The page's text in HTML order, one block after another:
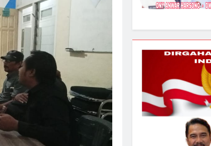
Warga hingga Flagman Tanpa APD, Kompetensi CV